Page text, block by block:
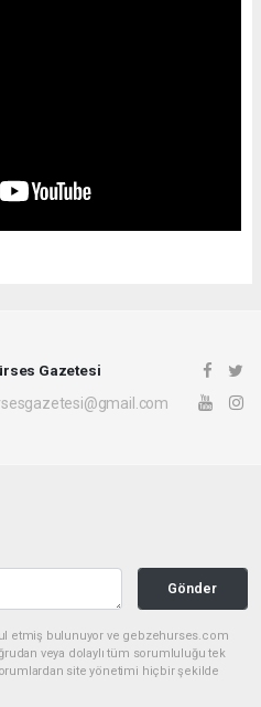
Gazetesi
Gönder
etmiş bulunuyor ve gebzehurses.com
veya dolaylı tüm sorumluluğu tek
site yönetimi hiçbir şekilde